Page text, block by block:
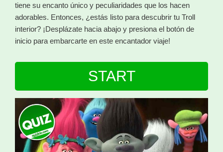
tiene su encanto único y peculiaridades que los hacen
adorables. Entonces, ¿estás listo para descubrir tu Troll
interior? ¡Desplázate hacia abajo y presiona el botón de
inicio para embarcarte en este encantador viaje!
START